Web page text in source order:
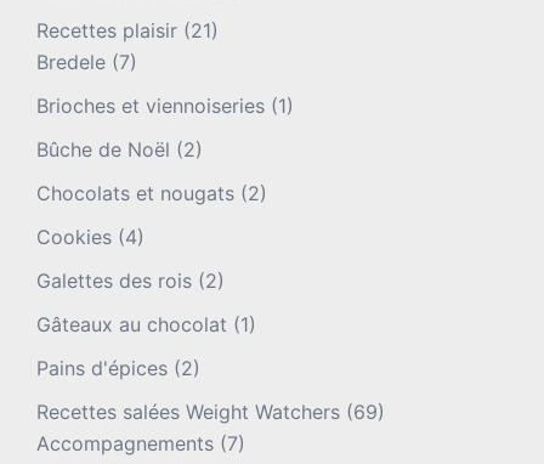
Recettes plaisir (21)
Bredele (7)
Brioches et viennoiseries (1)
Bûche de Noël (2)
Chocolats et nougats (2)
Cookies (4)
Galettes des rois (2)
Gâteaux au chocolat (1)
Pains d'épices (2)
Recettes salées Weight Watchers (69)
Accompagnements (7)